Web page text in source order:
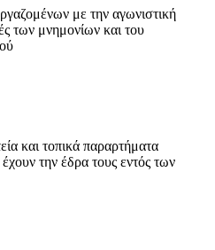
με την αγωνιστική
των μνημονίων και του
και τοπικά παραρτήματα
την έδρα τους εντός των